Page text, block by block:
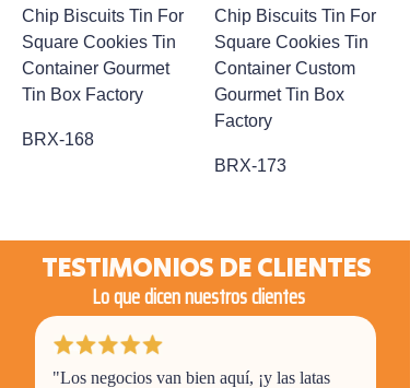
Chip Biscuits Tin For
Square Cookies Tin
Container Gourmet
Tin Box Factory
BRX-168
Chip Biscuits Tin For
Square Cookies Tin
Container Custom
Gourmet Tin Box
Factory
BRX-173
Lo que dicen nuestros clientes
"Los negocios van bien aquí, ¡y las latas
TESTIMONIOS DE CLIENTES